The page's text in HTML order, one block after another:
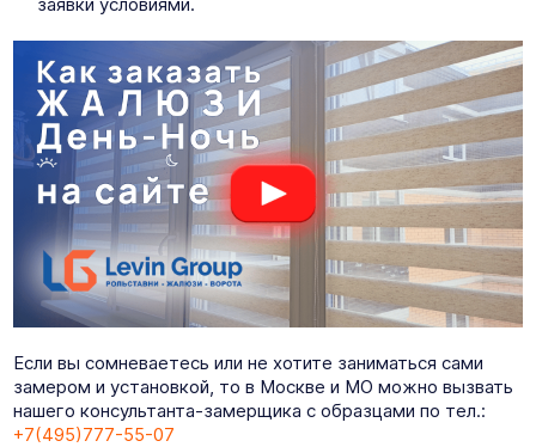
Если вы сомневаетесь или не хотите заниматься сами
замером и установкой, то в Москве и МО можно вызвать
нашего консультанта-замерщика с образцами по тел.:
+7(495)777-55-07